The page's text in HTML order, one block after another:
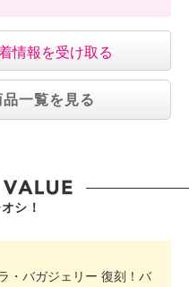
情報を受け取る
一覧を見る
シ！
・バガジェリー 復刻！バ